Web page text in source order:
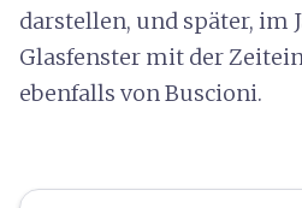
darstellen, und später, im
Glasfenster mit der
ebenfalls von Buscioni.